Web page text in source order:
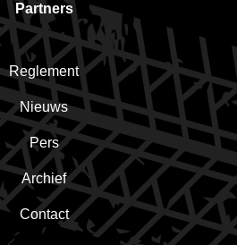
Partners
Reglement
Nieuws
Pers
Archief
Contact